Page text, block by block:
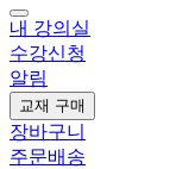
내 강의실
수강신청
알림
교재 구매
장바구니
주문배송